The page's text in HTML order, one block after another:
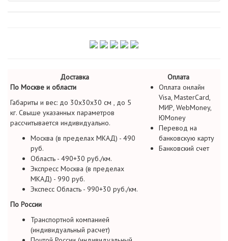
Доставка
Оплата
По Москве и области
Габариты и вес: до 30х30х30 см , до 5
кг. Свыше указанных параметров
рассчитывается индивидуально.
Москва (в пределах МКАД) - 490
руб.
Область - 490+30 руб./км.
Экспресс Москва (в пределах
МКАД) - 990 руб.
Экспесс Область - 990+30 руб./км.
По России
Транспортной компанией
(индивидуальный расчет)
Оплата онлайн
Visa, MasterCard,
МИР, WebMoney,
ЮMoney
Перевод на
банковскую карту
Банковский счет